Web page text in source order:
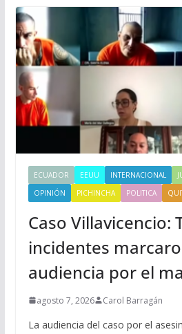
ECUADOR EEUU INTERNACIONAL
OPINIÓN
PICHINCHA POLITICA
Caso Villavicencio:
incidentes
audiencia por el
agosto 7, 2026 Carol Barragán
La audiencia del caso por el